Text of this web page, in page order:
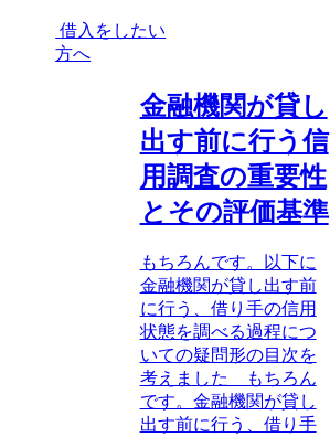
借入をしたい
方へ
金融機関が貸し
出す前に行う信
用調査の重要性
とその評価基準
もちろんです。以下に
金融機関が貸し出す前
に行う、借り手の信用
状態を調べる過程につ
いての疑問形の目次を
考えました もちろん
です。金融機関が貸し
出す前に行う、借り手